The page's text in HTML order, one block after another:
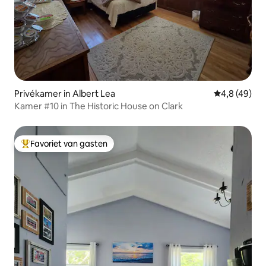
Privékamer in Albert Lea Gemiddelde
4,8 (49)
Kamer #10 in The Historic House on Clark
Topfavoriet van gasten
Favoriet van gasten